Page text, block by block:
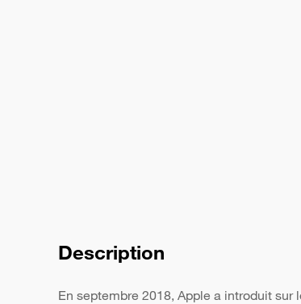
Description
En septembre 2018, Apple a introduit